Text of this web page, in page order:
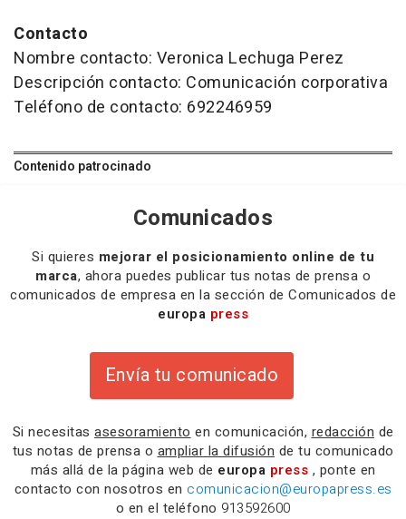
Contacto
Nombre contacto: Veronica Lechuga Perez
Descripción contacto: Comunicación corporativa
Teléfono de contacto: 692246959
Contenido patrocinado
Comunicados
Si quieres mejorar el posicionamiento online de tu
marca, ahora puedes publicar tus notas de prensa o
comunicados de empresa en la sección de Comunicados de
europa press
Envía tu comunicado
Si necesitas asesoramiento en comunicación, redacción de
tus notas de prensa o ampliar la difusión de tu comunicado
más allá de la página web de europa press , ponte en
contacto con nosotros en comunicacion@europapress.es
o en el teléfono 913592600